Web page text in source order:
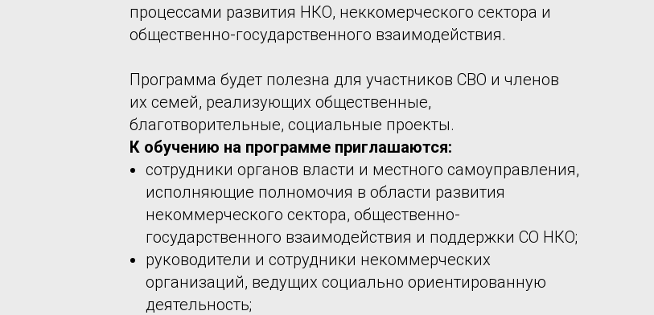
процессами развития НКО, неккомерческого сектора и
общественно-государственного взаимодействия.
Программа будет полезна для участников СВО и членов
их семей, реализующих общественные,
благотворительные, социальные проекты.
К обучению на программе приглашаются:
сотрудники органов власти и местного самоуправления,
исполняющие полномочия в области развития
некоммерческого сектора, общественно-
государственного взаимодействия и поддержки СО НКО;
руководители и сотрудники некоммерческих
организаций, ведущих социально ориентированную
деятельность;